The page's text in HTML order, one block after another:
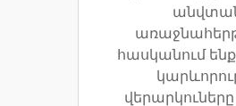
հասկանում